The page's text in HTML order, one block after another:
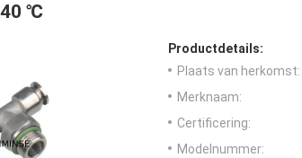
℃
Productdetails:
Plaats van herkomst:
Merknaam:
Certificering:
Modelnummer: